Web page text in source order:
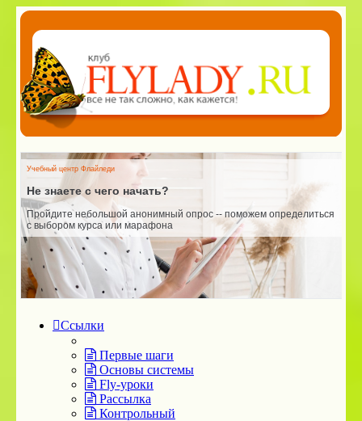
Учебный центр Флайледи
Не знаете с чего начать?
Пройдите небольшой анонимный опрос -- поможем определиться
с выбором курса или марафона
Ссылки
Первые шаги
Основы системы
Fly-уроки
Рассылка
Контрольный